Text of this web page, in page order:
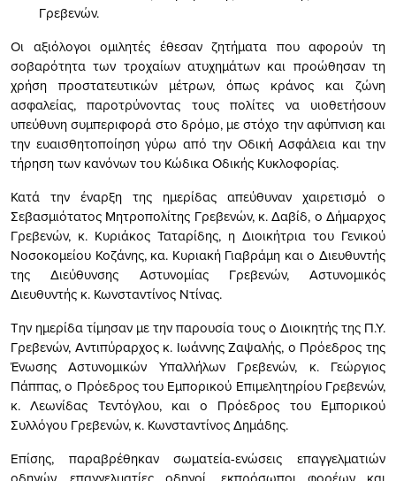
Γρεβενών.
Οι αξιόλογοι ομιλητές έθεσαν ζητήματα που αφορούν τη
σοβαρότητα των τροχαίων ατυχημάτων και προώθησαν τη
χρήση προστατευτικών μέτρων, όπως κράνος και ζώνη
ασφαλείας, παροτρύνοντας τους πολίτες να υιοθετήσουν
υπεύθυνη συμπεριφορά στο δρόμο, με στόχο την αφύπνιση και
την ευαισθητοποίηση γύρω από την Οδική Ασφάλεια και την
τήρηση των κανόνων του Κώδικα Οδικής Κυκλοφορίας.
Κατά την έναρξη της ημερίδας απεύθυναν χαιρετισμό ο
Σεβασμιότατος Μητροπολίτης Γρεβενών, κ. Δαβίδ, ο Δήμαρχος
Γρεβενών, κ. Κυριάκος Ταταρίδης, η Διοικήτρια του Γενικού
Νοσοκομείου Κοζάνης, κα. Κυριακή Γιαβράμη και ο Διευθυντής
της Διεύθυνσης Αστυνομίας Γρεβενών, Αστυνομικός
Διευθυντής κ. Κωνσταντίνος Ντίνας.
Την ημερίδα τίμησαν με την παρουσία τους ο Διοικητής της Π.Υ.
Γρεβενών, Αντιπύραρχος κ. Ιωάννης Ζαψαλής, ο Πρόεδρος της
Ένωσης Αστυνομικών Υπαλλήλων Γρεβενών, κ. Γεώργιος
Πάππας, ο Πρόεδρος του Εμπορικού Επιμελητηρίου Γρεβενών,
κ. Λεωνίδας Τεντόγλου, και ο Πρόεδρος του Εμπορικού
Συλλόγου Γρεβενών, κ. Κωνσταντίνος Δημάδης.
Επίσης, παραβρέθηκαν σωματεία-ενώσεις επαγγελματιών